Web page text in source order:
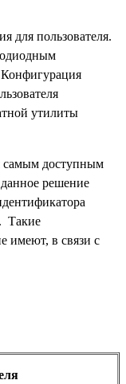
для пользователя.
утилиты
самым доступным
решение
Такие
имеют, в связи с